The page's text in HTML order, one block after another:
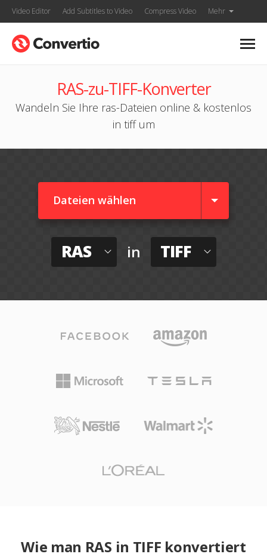
Video Editor Add Subtitles to Video Compress Video Mehr
RAS-zu-TIFF-Konverter
Wandeln Sie Ihre ras-Dateien online & kostenlos
in tiff um
Dateien wählen
RAS in TIFF
Wie man RAS in TIFF konvertiert